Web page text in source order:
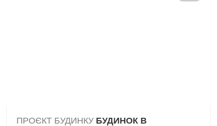
ПРОЄКТ БУДИНКУ БУДИНОК В